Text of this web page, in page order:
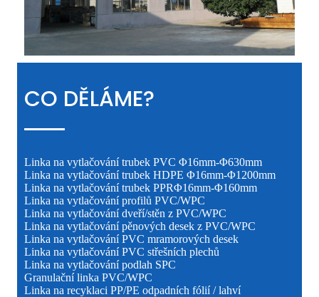
CO DĚLÁME?
Linka na vytlačování trubek PVC Φ16mm-Φ630mm
Linka na vytlačování trubek HDPE Φ16mm-Φ1200mm
Linka na vytlačování trubek PPRΦ16mm-Φ160mm
Linka na vytlačování profilů PVC/WPC
Linka na vytlačování dveří/stěn z PVC/WPC
Linka na vytlačování pěnových desek z PVC/WPC
Linka na vytlačování PVC mramorových desek
Linka na vytlačování PVC střešních plechů
Linka na vytlačování podlah SPC
Granulační linka PVC/WPC
Linka na recyklaci PP/PE odpadních fólií / lahví